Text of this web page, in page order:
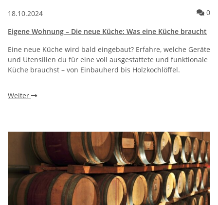
18.10.2024 0
Eigene Wohnung – Die neue Küche: Was eine Küche braucht
Eine neue Küche wird bald eingebaut? Erfahre, welche Geräte
und Utensilien du für eine voll ausgestattete und funktionale
Küche brauchst – von Einbauherd bis Holzkochlöffel.
Weiter